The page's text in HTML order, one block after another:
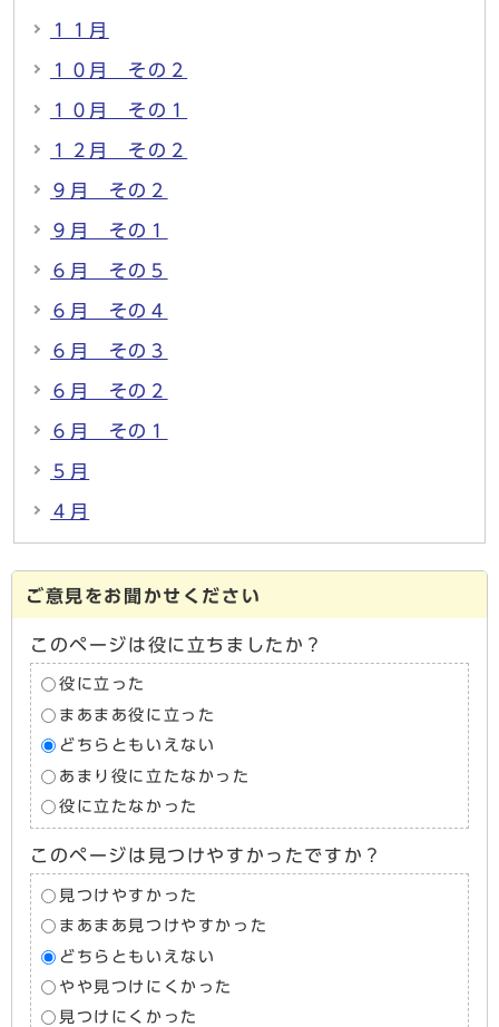
１１月
１０月 その２
１０月 その１
１２月 その２
９月 その２
９月 その１
６月 その５
６月 その４
６月 その３
６月 その２
６月 その１
５月
４月
ご意見をお聞かせください
このページは役に立ちましたか？
役に立った
まあまあ役に立った
どちらともいえない
あまり役に立たなかった
役に立たなかった
このページは見つけやすかったですか？
見つけやすかった
まあまあ見つけやすかった
どちらともいえない
やや見つけにくかった
見つけにくかった